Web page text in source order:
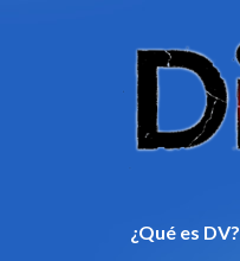
¿Qué es DV?